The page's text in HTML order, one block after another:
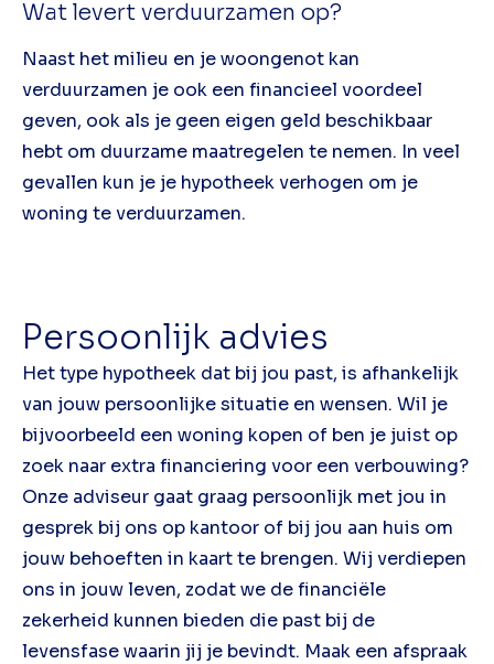
Wat levert verduurzamen op?
Naast het milieu en je woongenot kan
verduurzamen je ook een financieel voordeel
geven, ook als je geen eigen geld beschikbaar
hebt om duurzame maatregelen te nemen. In veel
gevallen kun je je hypotheek verhogen om je
woning te verduurzamen.
Persoonlijk advies
Het type hypotheek dat bij jou past, is afhankelijk
van jouw persoonlijke situatie en wensen. Wil je
bijvoorbeeld een woning kopen of ben je juist op
zoek naar extra financiering voor een verbouwing?
Onze adviseur gaat graag persoonlijk met jou in
gesprek bij ons op kantoor of bij jou aan huis om
jouw behoeften in kaart te brengen. Wij verdiepen
ons in jouw leven, zodat we de financiële
zekerheid kunnen bieden die past bij de
levensfase waarin jij je bevindt. Maak een afspraak